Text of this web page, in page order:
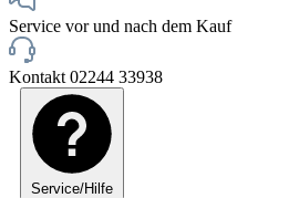
Service vor und nach dem Kauf
Kontakt 02244 33938
Service/Hilfe